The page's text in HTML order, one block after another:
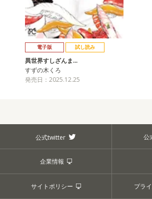
電子版 試し読み
異世界すしざんま…
すずの木くろ
発売日：2025.12.25
公式twitter 公
企業情報
サイトポリシー プラ